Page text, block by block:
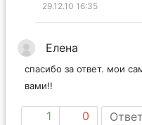
29.12.10 16:35
Елена
спасибо за ответ. мои
вами!!
1 0